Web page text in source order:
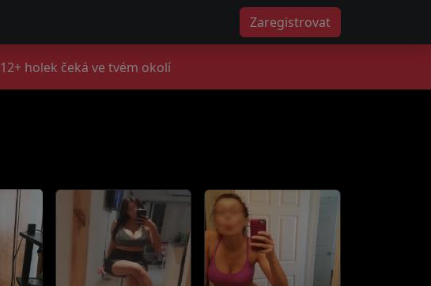
Zaregistrovat
12+ holek čeká ve tvém okolí